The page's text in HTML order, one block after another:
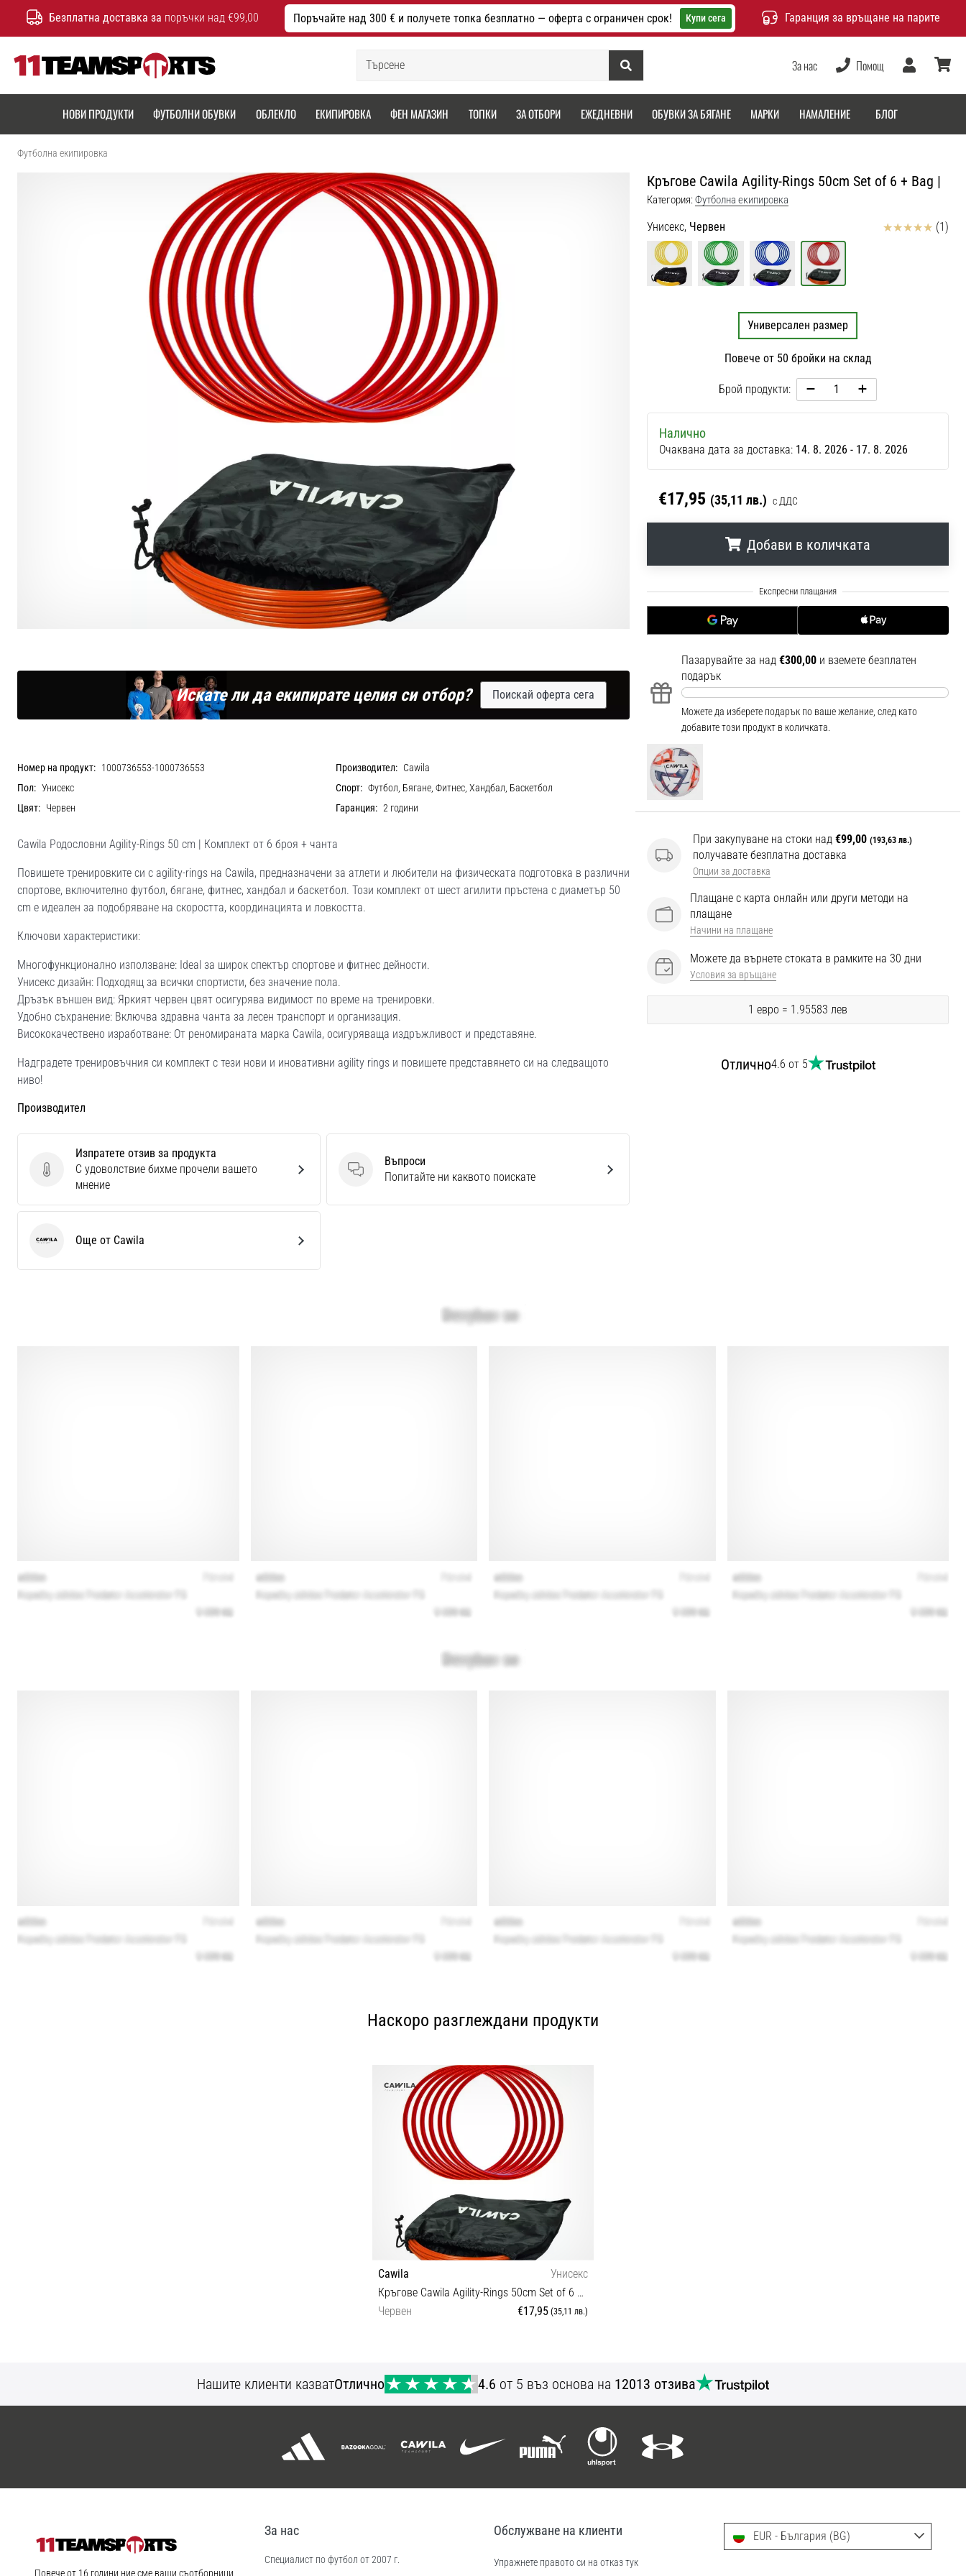
Безплатна доставка за поръчки над €99,00 Поръчайте над 300 € и получете топка безплатно — оферта с ограничен срок! Купи сега Гаранция за връщане на парите
Търсене
За нас Помощ
Потребител
НОВИ ПРОДУКТИ ФУТБОЛНИ ОБУВКИ ОБЛЕКЛО ЕКИПИРОВКА ФЕН МАГАЗИН ТОПКИ ЗА ОТБОРИ ЕЖЕДНЕВНИ ОБУВКИ ЗА БЯГАНЕ МАРКИ НАМАЛЕНИЕ БЛОГ
Футболна екипировка
Кръгове Cawila Agility-Rings 50cm Set of 6 + Bag |
Категория:Футболна екипировка
Унисекс, Червен Отзиви (1)
Универсален размер
Повече от 50 бройки на склад
Брой продукти:
Налично
Очаквана дата за доставка: 14. 8. 2026 - 17. 8. 2026
€17,95 (35,11 лв.) с ДДС
Добави в количката
Пазарувайте за над €300,00 и вземете безплатен
подарък
Можете да изберете подарък по ваше желание, след като
добавите този продукт в количката.
При закупуване на стоки над €99,00 (193,63 лв.)
получавате безплатна доставка
Опции за доставка
Плащане с карта онлайн или други методи на
плащане
Начини на плащане
Можете да върнете стоката в рамките на 30 дни
Условия за връщане
1 евро = 1.95583 лев
Отлично4.6 от 5
Искате ли да екипирате целия си отбор? Поискай оферта сега
Номер на продукт: 1000736553-1000736553 Производител: Cawila
Пол: Унисекс Спорт: Футбол, Бягане, Фитнес, Хандбал, Баскетбол
Цвят: Червен Гаранция: 2 години
Cawila Родословни Agility-Rings 50 cm | Комплект от 6 броя + чанта
Повишете тренировките си с agility-rings на Cawila, предназначени за атлети и любители на физическата подготовка в различни
спортове, включително футбол, бягане, фитнес, хандбал и баскетбол. Този комплект от шест агилити пръстена с диаметър 50
cm е идеален за подобряване на скоростта, координацията и ловкостта.
Ключови характеристики:
Многофункционално използване: Ideal за широк спектър спортове и фитнес дейности.
Унисекс дизайн: Подходящ за всички спортисти, без значение пола.
Дръзък външен вид: Яркият червен цвят осигурява видимост по време на тренировки.
Удобно съхранение: Включва здравна чанта за лесен транспорт и организация.
Висококачествено изработване: От реномираната марка Cawila, осигуряваща издръжливост и представяне.
Надградете тренировъчния си комплект с тези нови и иновативни agility rings и повишете представянето си на следващото
ниво!
Производител
Изпратете отзив за продукта
Изпратете отзив за продукта
С удоволствие бихме прочели вашето
мнение
Въпроси
Въпроси
Попитайте ни каквото поискате
Cawila Още от Cawila
Наскоро разглеждани продукти
Cawila
Унисекс
Кръгове Cawila Agility-Rings 50cm Set of 6 + Bag |
Червен
€17,95 (35,11 лв.)
Нашите клиенти казватОтлично 4.6 от 5 въз основа на 12013 отзива
11teamsports.bg
Повече от 16 години ние сме ваши съотборници,
За нас
Специалист по футбол от 2007 г.
Обслужване на клиенти
Упражнете правото си на отказ тук
EUR - България (BG)